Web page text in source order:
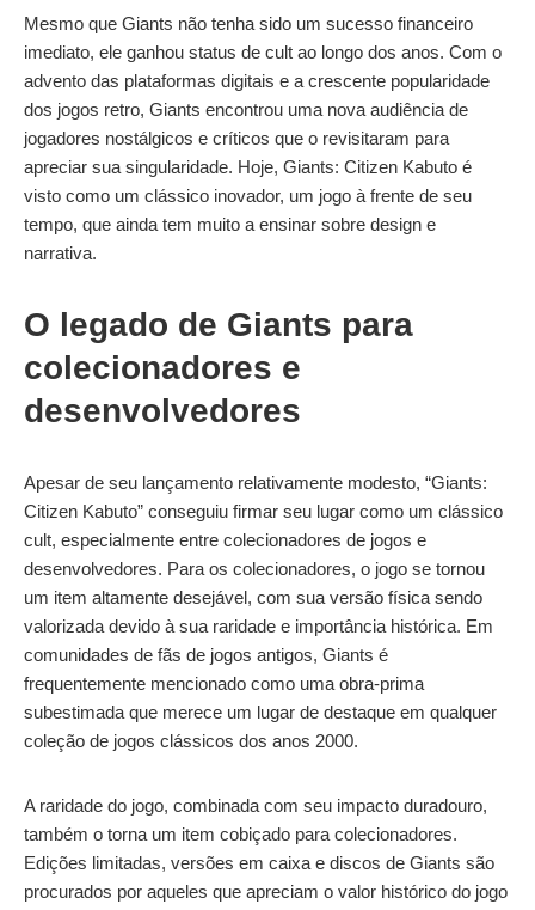
Mesmo que Giants não tenha sido um sucesso financeiro
imediato, ele ganhou status de cult ao longo dos anos. Com o
advento das plataformas digitais e a crescente popularidade
dos jogos retro, Giants encontrou uma nova audiência de
jogadores nostálgicos e críticos que o revisitaram para
apreciar sua singularidade. Hoje, Giants: Citizen Kabuto é
visto como um clássico inovador, um jogo à frente de seu
tempo, que ainda tem muito a ensinar sobre design e
narrativa.
O legado de Giants para
colecionadores e
desenvolvedores
Apesar de seu lançamento relativamente modesto, “Giants:
Citizen Kabuto” conseguiu firmar seu lugar como um clássico
cult, especialmente entre colecionadores de jogos e
desenvolvedores. Para os colecionadores, o jogo se tornou
um item altamente desejável, com sua versão física sendo
valorizada devido à sua raridade e importância histórica. Em
comunidades de fãs de jogos antigos, Giants é
frequentemente mencionado como uma obra-prima
subestimada que merece um lugar de destaque em qualquer
coleção de jogos clássicos dos anos 2000.
A raridade do jogo, combinada com seu impacto duradouro,
também o torna um item cobiçado para colecionadores.
Edições limitadas, versões em caixa e discos de Giants são
procurados por aqueles que apreciam o valor histórico do jogo